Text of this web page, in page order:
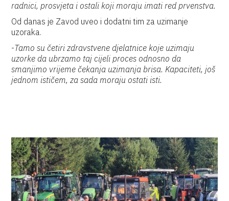
radnici, prosvjeta i ostali koji moraju imati red prvenstva.
Od danas je Zavod uveo i dodatni tim za uzimanje
uzoraka.
-Tamo su četiri zdravstvene djelatnice koje uzimaju
uzorke da ubrzamo taj cijeli proces odnosno da
smanjimo vrijeme čekanja uzimanja brisa. Kapaciteti, još
jednom ističem, za sada moraju ostati isti.